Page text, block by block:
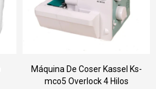
Máquina De Coser Kassel Ks-
mco5 Overlock 4 Hilos